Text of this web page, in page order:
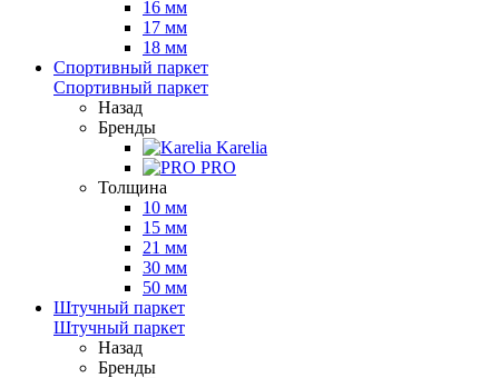
16 мм
17 мм
18 мм
Спортивный паркет
Спортивный паркет
Назад
Бренды
Karelia
PRO
Толщина
10 мм
15 мм
21 мм
30 мм
50 мм
Штучный паркет
Штучный паркет
Назад
Бренды